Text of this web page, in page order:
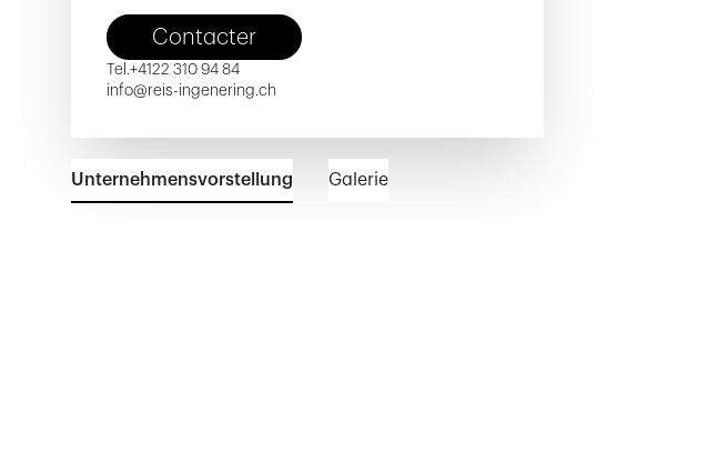
Contacter
Tel.+4122 310 94 84
info@reis-ingenering.ch
Unternehmensvorstellung Galerie